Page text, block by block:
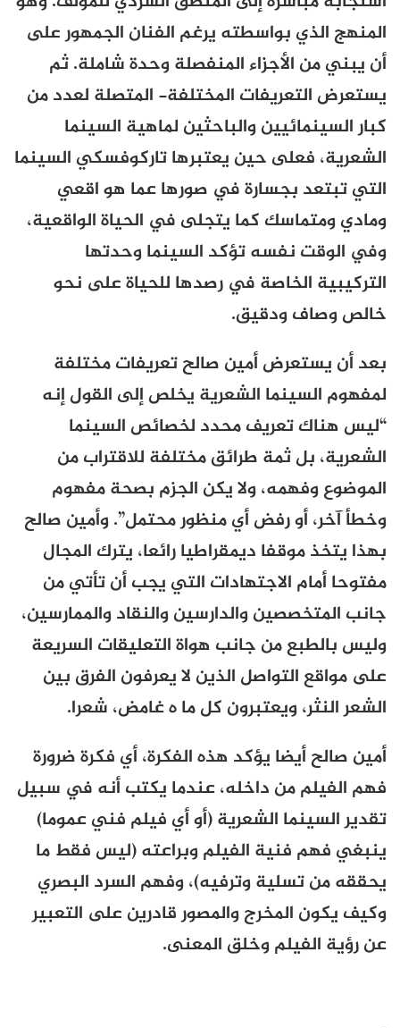
المنهج الذي بواسطته يرغم الفنان الجمهور على
أن يبني من الأجزاء المنفصلة وحدة شاملة. ثم
يستعرض التعريفات المختلفة- المتصلة لعدد من
كبار السينمائيين والباحثين لماهية السينما
الشعرية، فعلى حين يعتبرها تاركوفسكي السينما
التي تبتعد بجسارة في صورها عما هو اقعي
ومادي ومتماسك كما يتجلى في الحياة الواقعية،
وفي الوقت نفسه تؤكد السينما وحدتها
التركيبية الخاصة في رصدها للحياة على نحو
خالص وصاف ودقيق.
بعد أن يستعرض أمين صالح تعريفات مختلفة
لمفهوم السينما الشعرية يخلص إلى القول إنه
“ليس هناك تعريف محدد لخصائص السينما
الشعرية، بل ثمة طرائق مختلفة للاقتراب من
الموضوع وفهمه، ولا يكن الجزم بصحة مفهوم
وخطأ آخر، أو رفض أي منظور محتمل”. وأمين صالح
بهذا يتخذ موقفا ديمقراطيا رائعا، يترك المجال
مفتوحا أمام الاجتهادات التي يجب أن تأتي من
جانب المتخصصين والدارسين والنقاد والممارسين،
وليس بالطبع من جانب هواة التعليقات السريعة
على مواقع التواصل الذين لا يعرفون الفرق بين
الشعر النثر، ويعتبرون كل ما ه غامض، شعرا.
أمين صالح أيضا يؤكد هذه الفكرة، أي فكرة ضرورة
فهم الفيلم من داخله، عندما يكتب أنه في سبيل
تقدير السينما الشعرية (أو أي فيلم فني عموما)
ينبغي فهم فنية الفيلم وبراعته (ليس فقط ما
يحققه من تسلية وترفيه)، وفهم السرد البصري
وكيف يكون المخرج والمصور قادرين على التعبير
عن رؤية الفيلم وخلق المعنى.